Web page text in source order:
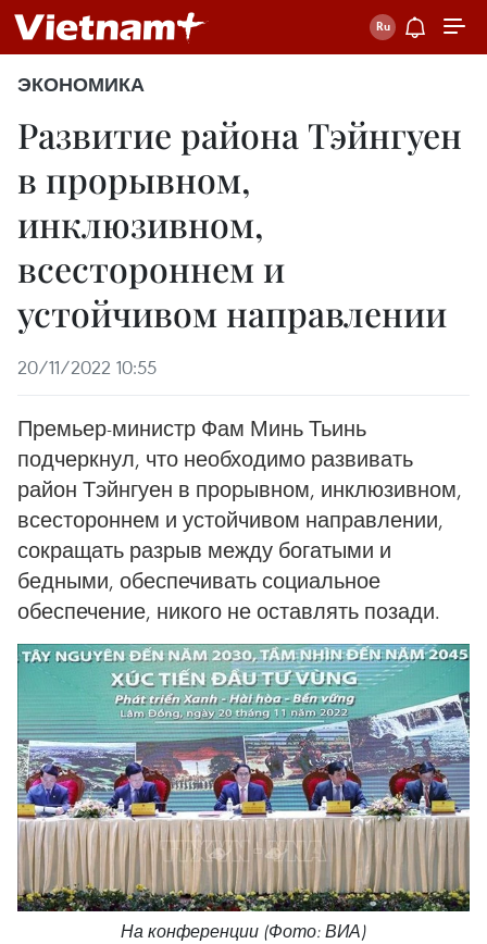
ЭКОНОМИКА
Развитие района Тэйнгуен
в прорывном,
инклюзивном,
всестороннем и
устойчивом направлении
20/11/2022 10:55
Премьер-министр Фам Минь Тьинь
подчеркнул, что необходимо развивать
район Тэйнгуен в прорывном, инклюзивном,
всестороннем и устойчивом направлении,
сокращать разрыв между богатыми и
бедными, обеспечивать социальное
обеспечение, никого не оставлять позади.
На конференции (Фото: ВИА)